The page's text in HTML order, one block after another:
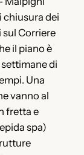
chiusura dei
Corriere
il piano è
di
Una
vanno al
fretta e
spa)